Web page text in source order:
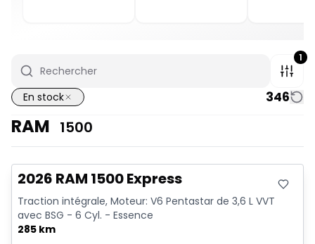
1
En stock 346
RAM 1500
En stock
2026 RAM 1500 Express
Traction intégrale, Moteur: V6 Pentastar de 3,6 L VVT
avec BSG - 6 Cyl. - Essence
285 km